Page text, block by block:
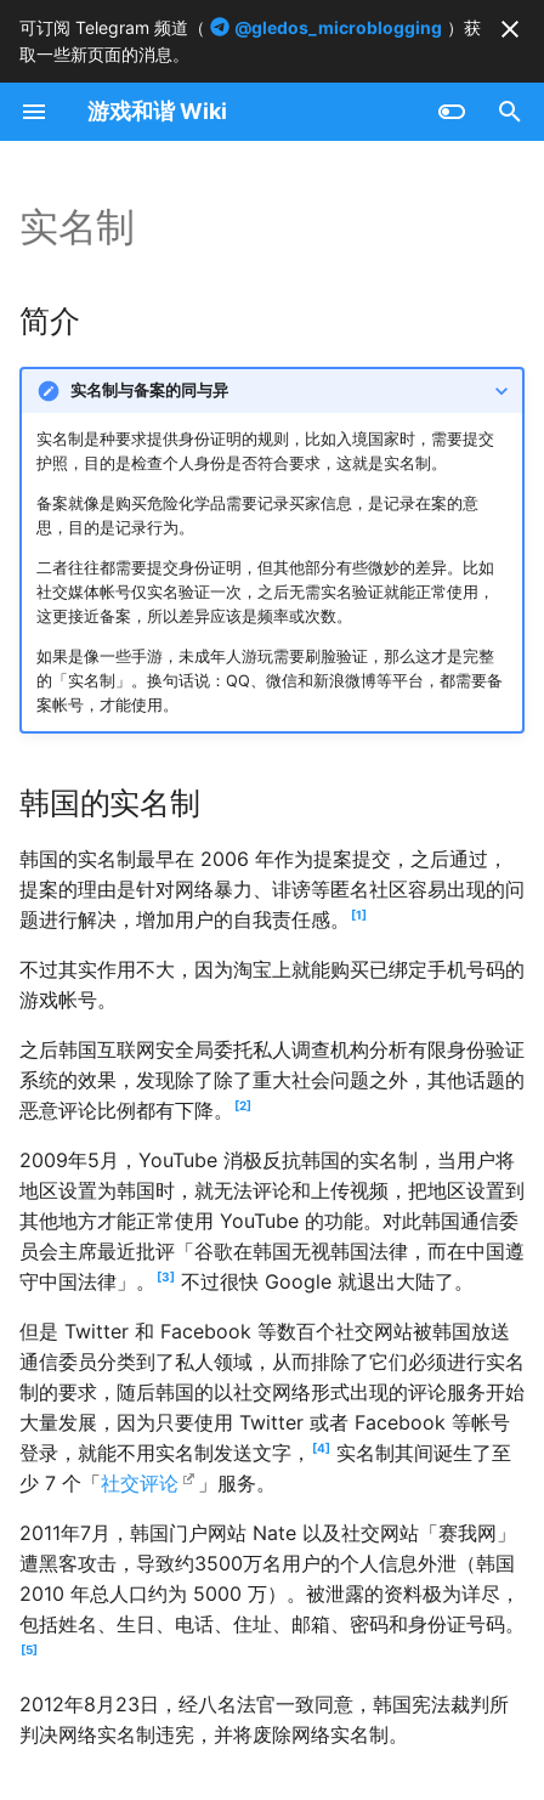
可订阅 Telegram 频道（ @gledos_microblogging ）获
取一些新页面的消息。
游戏和谐 Wiki
键
入
开
索
韩国的实名制
网络帐号实名制
烟花实名制
白糖实名制
电影院实名制
KOL 前台实名显示
实名制
简介
实名制与备案的同与异
实名制是种要求提供身份证明的规则，比如入境国家时，需要提交
护照，目的是检查个人身份是否符合要求，这就是实名制。
备案就像是购买危险化学品需要记录买家信息，是记录在案的意
思，目的是记录行为。
二者往往都需要提交身份证明，但其他部分有些微妙的差异。比如
社交媒体帐号仅实名验证一次，之后无需实名验证就能正常使用，
这更接近备案，所以差异应该是频率或次数。
如果是像一些手游，未成年人游玩需要刷脸验证，那么这才是完整
的「实名制」。换句话说：QQ、微信和新浪微博等平台，都需要备
案帐号，才能使用。
韩国的实名制
韩国的实名制最早在 2006 年作为提案提交，之后通过，
提案的理由是针对网络暴力、诽谤等匿名社区容易出现的问
题进行解决，增加用户的自我责任感。
1
不过其实作用不大，因为淘宝上就能购买已绑定手机号码的
游戏帐号。
之后韩国互联网安全局委托私人调查机构分析有限身份验证
系统的效果，发现除了除了重大社会问题之外，其他话题的
恶意评论比例都有下降。
2
2009年5月，YouTube 消极反抗韩国的实名制，当用户将
地区设置为韩国时，就无法评论和上传视频，把地区设置到
其他地方才能正常使用 YouTube 的功能。对此韩国通信委
员会主席最近批评「谷歌在韩国无视韩国法律，而在中国遵
守中国法律」。
3 不过很快 Google 就退出大陆了。
但是 Twitter 和 Facebook 等数百个社交网站被韩国放送
通信委员分类到了私人领域，从而排除了它们必须进行实名
制的要求，随后韩国的以社交网络形式出现的评论服务开始
大量发展，因为只要使用 Twitter 或者 Facebook 等帐号
登录，就能不用实名制发送文字，
4
实名制其间诞生了至
少 7 个「社交评论 」服务。
2011年7月，韩国门户网站 Nate 以及社交网站「赛我网」
遭黑客攻击，导致约3500万名用户的个人信息外泄（韩国
2010 年总人口约为 5000 万）。被泄露的资料极为详尽，
包括姓名、生日、电话、住址、邮箱、密码和身份证号码。
5
2012年8月23日，经八名法官一致同意，韩国宪法裁判所
判决网络实名制违宪，并将废除网络实名制。